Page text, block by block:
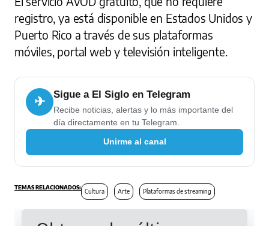
registro, ya está disponible en Estados Unidos y
Puerto Rico a través de sus plataformas
móviles, portal web y televisión inteligente.
✈ Sigue a El Siglo en Telegram
Recibe noticias, alertas y lo más importante del
día directamente en tu Telegram.
Unirme al canal
Cultura Arte Plataformas de streaming